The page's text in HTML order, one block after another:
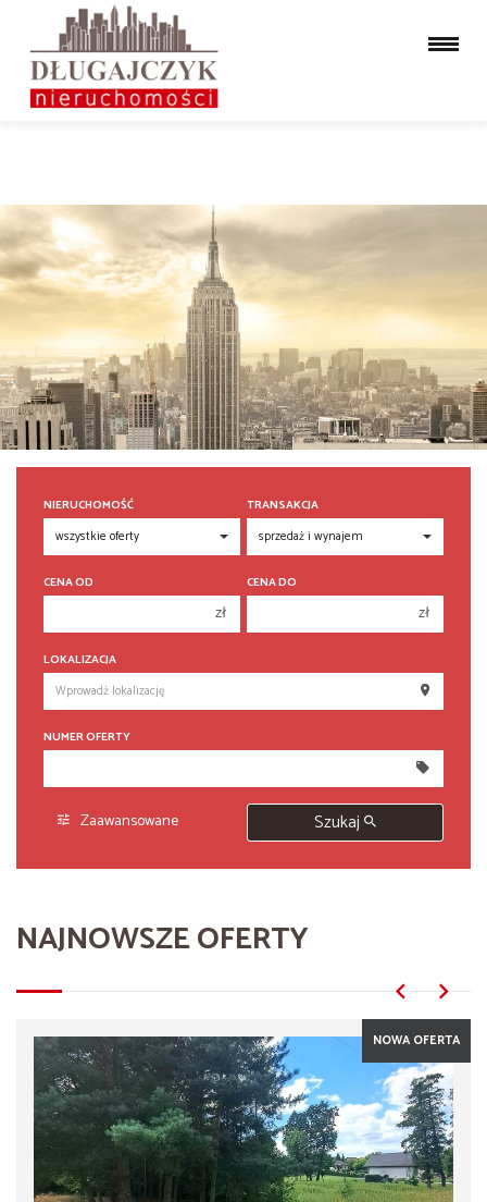
NIERUCHOMOŚĆ TRANSAKCJA
CENA OD
zł
250 000 zł
300 000 zł
400 000 zł
CENA DO
zł
250 000 zł
300 000 zł
400 000 zł
450 000 zł
LOKALIZACJA
NUMER OFERTY
Zaawansowane Szukaj
NAJNOWSZE OFERTY
NOWA OFERTA